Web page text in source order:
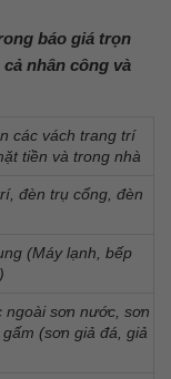
báo giá trọn
nhân công và
các vách trang trí
tiền và trong nhà
đèn trụ cổng, đèn
(Máy lạnh, bếp
ngoài sơn nước, sơn
(sơn giả đá, giả